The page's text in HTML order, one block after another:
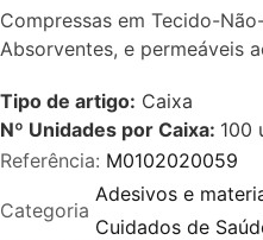
5
Compressas em Tecido-
Absorventes, e permeáveis
Tipo de artigo: Caixa
Nº Unidades por Caixa: 100
Referência: M0102020059
Categoria
Adesivos e
Cuidados de